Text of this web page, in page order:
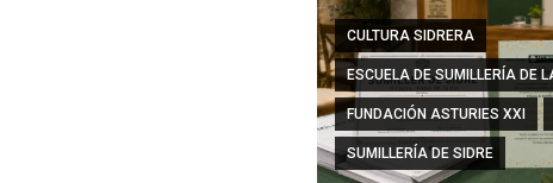
CULTURA SIDRERA
ESCUELA DE SUMILLERÍA DE
FUNDACIÓN ASTURIES XXI
SUMILLERÍA DE SIDRE